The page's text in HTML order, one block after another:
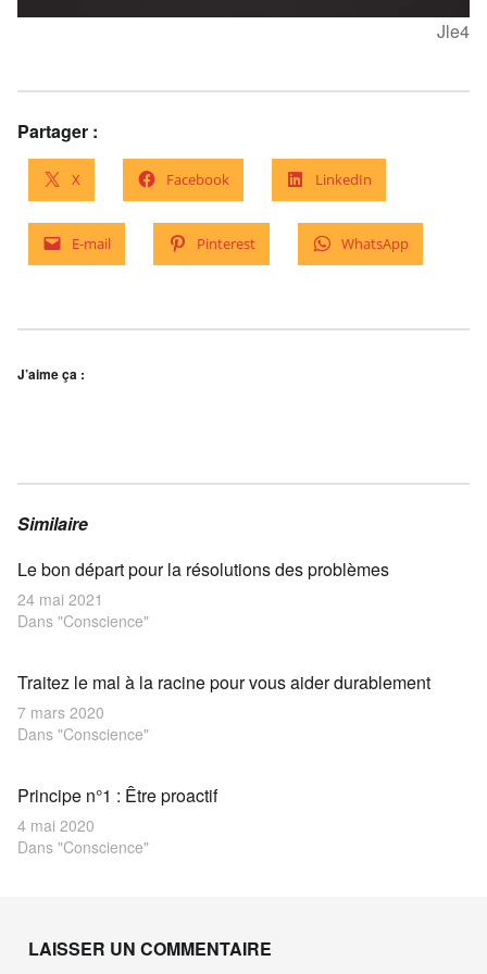
Jle4
Partager :
X Facebook LinkedIn
E-mail Pinterest WhatsApp
J’aime ça :
Similaire
Le bon départ pour la résolutions des problèmes
24 mai 2021
Dans "Conscience"
Traitez le mal à la racine pour vous aider durablement
7 mars 2020
Dans "Conscience"
Principe n°1 : Être proactif
4 mai 2020
Dans "Conscience"
Skip back to main navigation
LAISSER UN COMMENTAIRE